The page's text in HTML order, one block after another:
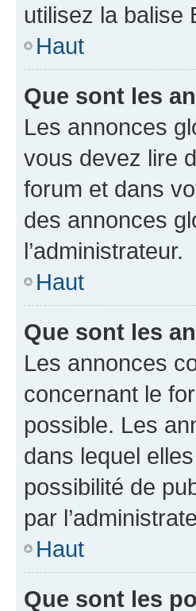
utilisez la balise
Haut
Que sont les
Les annonces
vous devez lire
forum et dans
des annonces
l’administrateur.
Haut
Que sont les
Les annonces
concernant le
possible. Les
dans lequel
possibilité de
par
Haut
Que sont les